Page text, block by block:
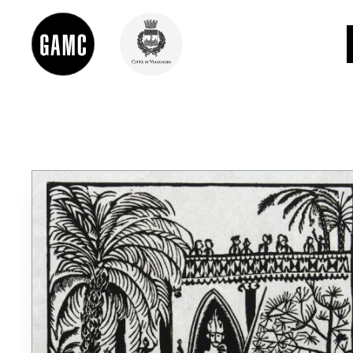
DIDATTICA
LE COLLEZIONI
GLI AUTORI
LORENZO VIANI
MOSTRE
EVENTI
PALAZZO DELLE MUSE